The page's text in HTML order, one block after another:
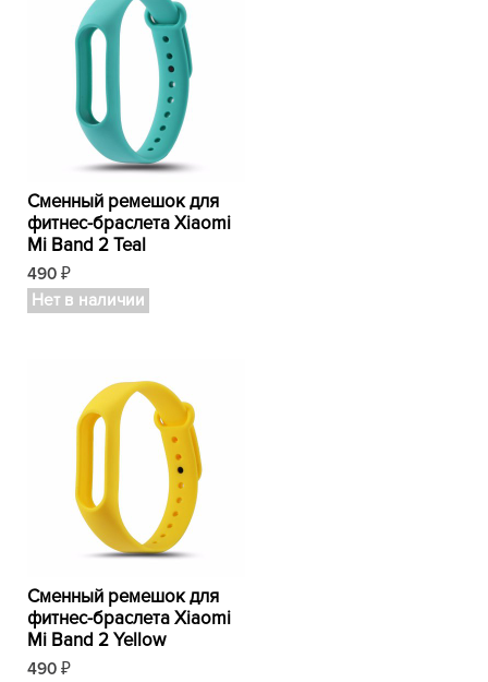
Сменный ремешок для
фитнес-браслета Xiaomi
Mi Band 2 Teal
490 ₽
Нет в наличии
Сменный ремешок для
фитнес-браслета Xiaomi
Mi Band 2 Yellow
490 ₽